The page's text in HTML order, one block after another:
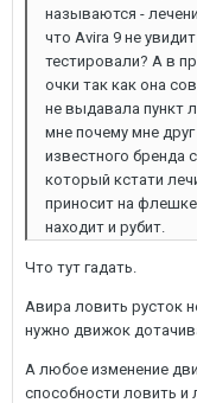
называются -
что Avira 9 не
тестировали? А в
очки так как она
не выдавала пункт
мне почему мне
известного бренда
который кстати
приносит на
находит и рубит.
Что тут гадать.
Авира ловить русток
нужно движок
А любое изменение
способности ловить